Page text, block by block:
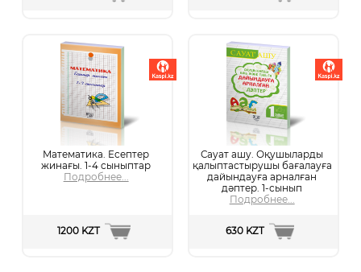
Математика. Есептер
жинағы. 1-4 сыныптар
Подробнее...
1200 KZT
Сауат ашу. Оқушыларды
қалыптастырушы бағалауға
дайындауға арналған
дәптер. 1-сынып
Подробнее...
630 KZT